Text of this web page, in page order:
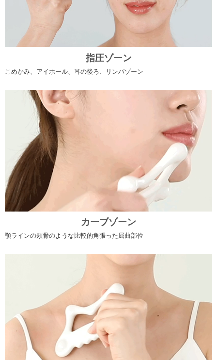
指圧ゾーン
こめかみ、アイホール、耳の後ろ、リンパゾーン
カーブゾーン
顎ラインの頬骨のような比較的角張った屈曲部位